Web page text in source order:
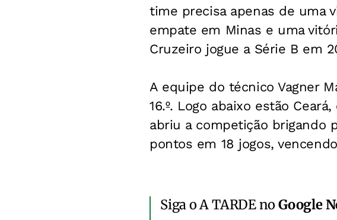
time precisa apenas de uma
empate em Minas e uma
Cruzeiro jogue a Série B em
A equipe do técnico Vagner
16.º. Logo abaixo estão
abriu a competição brigando
pontos em 18 jogos,
Siga o A TARDE noGoogle